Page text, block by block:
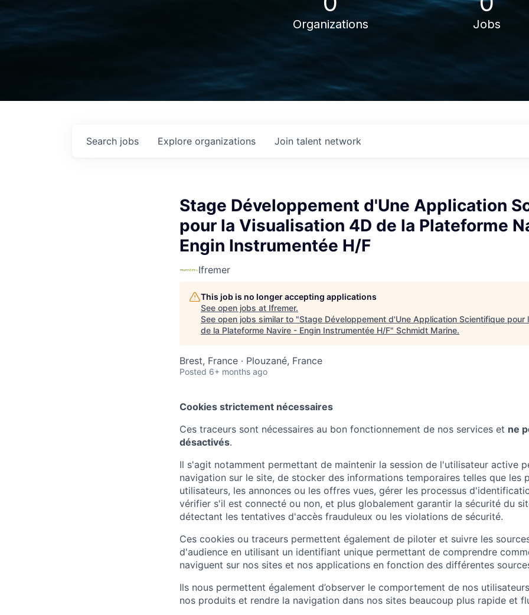
Organizations Jobs
Search jobs Explore organizations Join talent network
Stage Développement d'Une Application
pour la Visualisation 4D de la Plateforme
Engin Instrumentée H/F
Ifremer
This job is no longer accepting applications
See open jobs at Ifremer.
See open jobs similar to "Stage Développement d'Une Application Scientifique pour
de la Plateforme Navire - Engin Instrumentée H/F" Schmidt Marine.
Brest, France · Plouzané, France
Posted 6+ months ago
Cookies strictement nécessaires
Ces traceurs sont nécessaires au bon fonctionnement de nos services et ne
désactivés.
Il s'agit notamment permettant de maintenir la session de l'utilisateur active
navigation sur le site, de stocker des informations temporaires telles que les
utilisateurs, les annonces ou les offres vues, gérer les processus
vérifier s'il est connecté ou non, et plus globalement garantir la sécurité du
détectant les tentatives d'accès frauduleux ou les violations de sécurité.
Ces cookies ou traceurs permettent également de piloter et suivre les
d'audience en utilisant un identifiant unique permettant de comprendre
naviguent sur nos sites et nos applications en fonction des différentes
Ils nous permettent également d’observer le comportement de nos
nos produits et rendre la navigation dans nos sites beaucoup plus rapide et